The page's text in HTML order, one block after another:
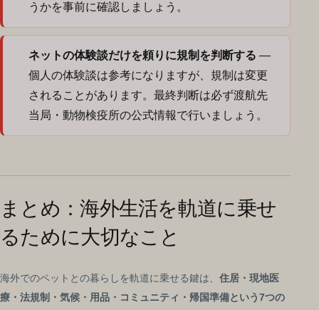
うかを事前に確認しましょう。
ネットの体験談だけを頼りに規制を判断する —
個人の体験談は参考になりますが、規制は変更
されることがあります。最終判断は必ず渡航先
当局・動物検疫所の公式情報で行いましょう。
まとめ：海外生活を軌道に乗せ
るために大切なこと
海外でのペットとの暮らしを軌道に乗せる鍵は、 住居・現地医
療・法規制・気候・用品・コミュニティ・帰国準備という7つの